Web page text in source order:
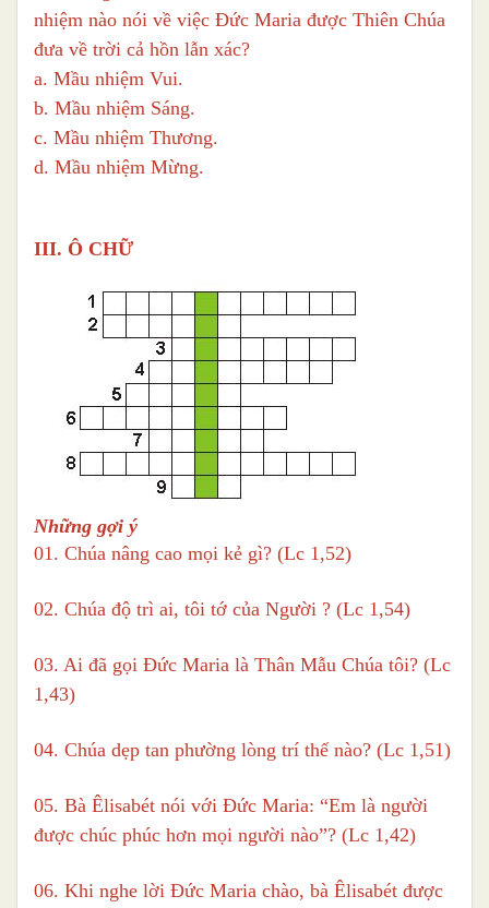
nhiệm nào nói về việc Đức Maria được Thiên Chúa
đưa về trời cả hồn lẫn xác?
a. Mầu nhiệm Vui.
b. Mầu nhiệm Sáng.
c. Mầu nhiệm Thương.
d. Mầu nhiệm Mừng.
III. Ô CHỮ
Những gợi ý
01. Chúa nâng cao mọi kẻ gì? (Lc 1,52)
02. Chúa độ trì ai, tôi tớ của Người ? (Lc 1,54)
03. Ai đã gọi Đức Maria là Thân Mẫu Chúa tôi? (Lc
1,43)
04. Chúa dẹp tan phường lòng trí thế nào? (Lc 1,51)
05. Bà Êlisabét nói với Đức Maria: “Em là người
được chúc phúc hơn mọi người nào”? (Lc 1,42)
06. Khi nghe lời Đức Maria chào, bà Êlisabét được